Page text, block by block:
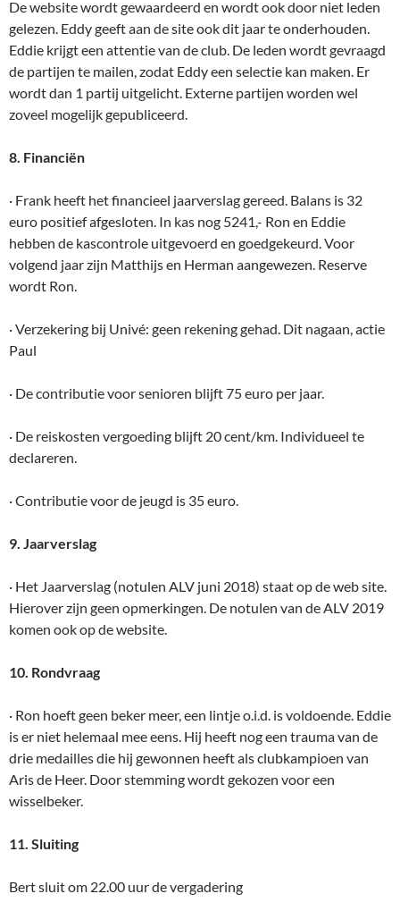
De website wordt gewaardeerd en wordt ook door niet leden
gelezen. Eddy geeft aan de site ook dit jaar te onderhouden.
Eddie krijgt een attentie van de club. De leden wordt gevraagd
de partijen te mailen, zodat Eddy een selectie kan maken. Er
wordt dan 1 partij uitgelicht. Externe partijen worden wel
zoveel mogelijk gepubliceerd.
8. Financiën
· Frank heeft het financieel jaarverslag gereed. Balans is 32
euro positief afgesloten. In kas nog 5241,- Ron en Eddie
hebben de kascontrole uitgevoerd en goedgekeurd. Voor
volgend jaar zijn Matthijs en Herman aangewezen. Reserve
wordt Ron.
· Verzekering bij Univé: geen rekening gehad. Dit nagaan, actie
Paul
· De contributie voor senioren blijft 75 euro per jaar.
· De reiskosten vergoeding blijft 20 cent/km. Individueel te
declareren.
· Contributie voor de jeugd is 35 euro.
9. Jaarverslag
· Het Jaarverslag (notulen ALV juni 2018) staat op de web site.
Hierover zijn geen opmerkingen. De notulen van de ALV 2019
komen ook op de website.
10. Rondvraag
· Ron hoeft geen beker meer, een lintje o.i.d. is voldoende. Eddie
is er niet helemaal mee eens. Hij heeft nog een trauma van de
drie medailles die hij gewonnen heeft als clubkampioen van
Aris de Heer. Door stemming wordt gekozen voor een
wisselbeker.
11. Sluiting
Bert sluit om 22.00 uur de vergadering